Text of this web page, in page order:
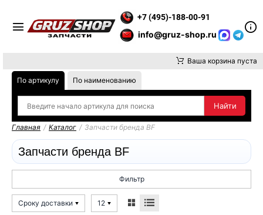
+7 (495)-188-00-91
info@gruz-shop.ru
Ваша корзина пуста
По артикулу По наименованию
Главная / Каталог / Запчасти бренда BF
Запчасти бренда BF
Фильтр
Сроку доставки 12